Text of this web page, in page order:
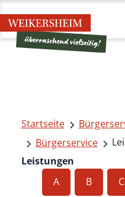
Startseite
Bürgerservice
Leistungen
A
B C